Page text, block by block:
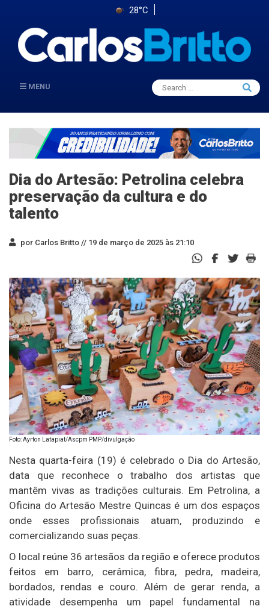
28°C
MENU
Search
for:
Search
Dia do Artesão: Petrolina celebra
preservação da cultura e do
talento
por Carlos Britto // 19 de março de 2025 às 21:10
Foto: Ayrton Latapiat/Ascpm PMP/divulgação
Nesta quarta-feira (19) é celebrado o Dia do Artesão,
data que reconhece o trabalho dos artistas que
mantêm vivas as tradições culturais. Em Petrolina, a
Oficina do Artesão Mestre Quincas é um dos espaços
onde esses profissionais atuam, produzindo e
comercializando suas peças.
O local reúne 36 artesãos da região e oferece produtos
feitos em barro, cerâmica, fibra, pedra, madeira,
bordados, rendas e couro. Além de gerar renda, a
atividade desempenha um papel fundamental na